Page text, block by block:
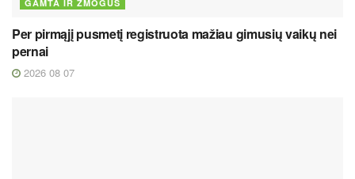
GAMTA IR ŽMOGUS
Per pirmąjį pusmetį registruota mažiau gimusių vaikų nei
pernai
2026 08 07